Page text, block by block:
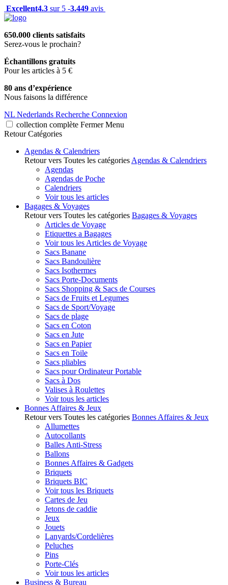
Excellent4.3 sur 5 -3.449 avis
650.000 clients satisfaits
Serez-vous le prochain?
Échantillons gratuits
Pour les articles à 5 €
80 ans d’expérience
Nous faisons la différence
NL Nederlands Recherche Connexion
collection complète Fermer Menu
Retour Catégories
Agendas & Calendriers
Retour vers Toutes les catégories Agendas & Calendriers
Agendas
Agendas de Poche
Calendriers
Voir tous les articles
Bagages & Voyages
Retour vers Toutes les catégories Bagages & Voyages
Articles de Voyage
Etiquettes a Bagages
Voir tous les Articles de Voyage
Sacs Banane
Sacs Bandoulière
Sacs Isothermes
Sacs Porte-Documents
Sacs Shopping & Sacs de Courses
Sacs de Fruits et Legumes
Sacs de Sport/Voyage
Sacs de plage
Sacs en Coton
Sacs en Jute
Sacs en Papier
Sacs en Toile
Sacs pliables
Sacs pour Ordinateur Portable
Sacs à Dos
Valises à Roulettes
Voir tous les articles
Bonnes Affaires & Jeux
Retour vers Toutes les catégories Bonnes Affaires & Jeux
Allumettes
Autocollants
Balles Anti-Stress
Ballons
Bonnes Affaires & Gadgets
Briquets
Briquets BIC
Voir tous les Briquets
Cartes de Jeu
Jetons de caddie
Jeux
Jouets
Lanyards/Cordelières
Peluches
Pins
Porte-Clés
Voir tous les articles
Business & Bureau